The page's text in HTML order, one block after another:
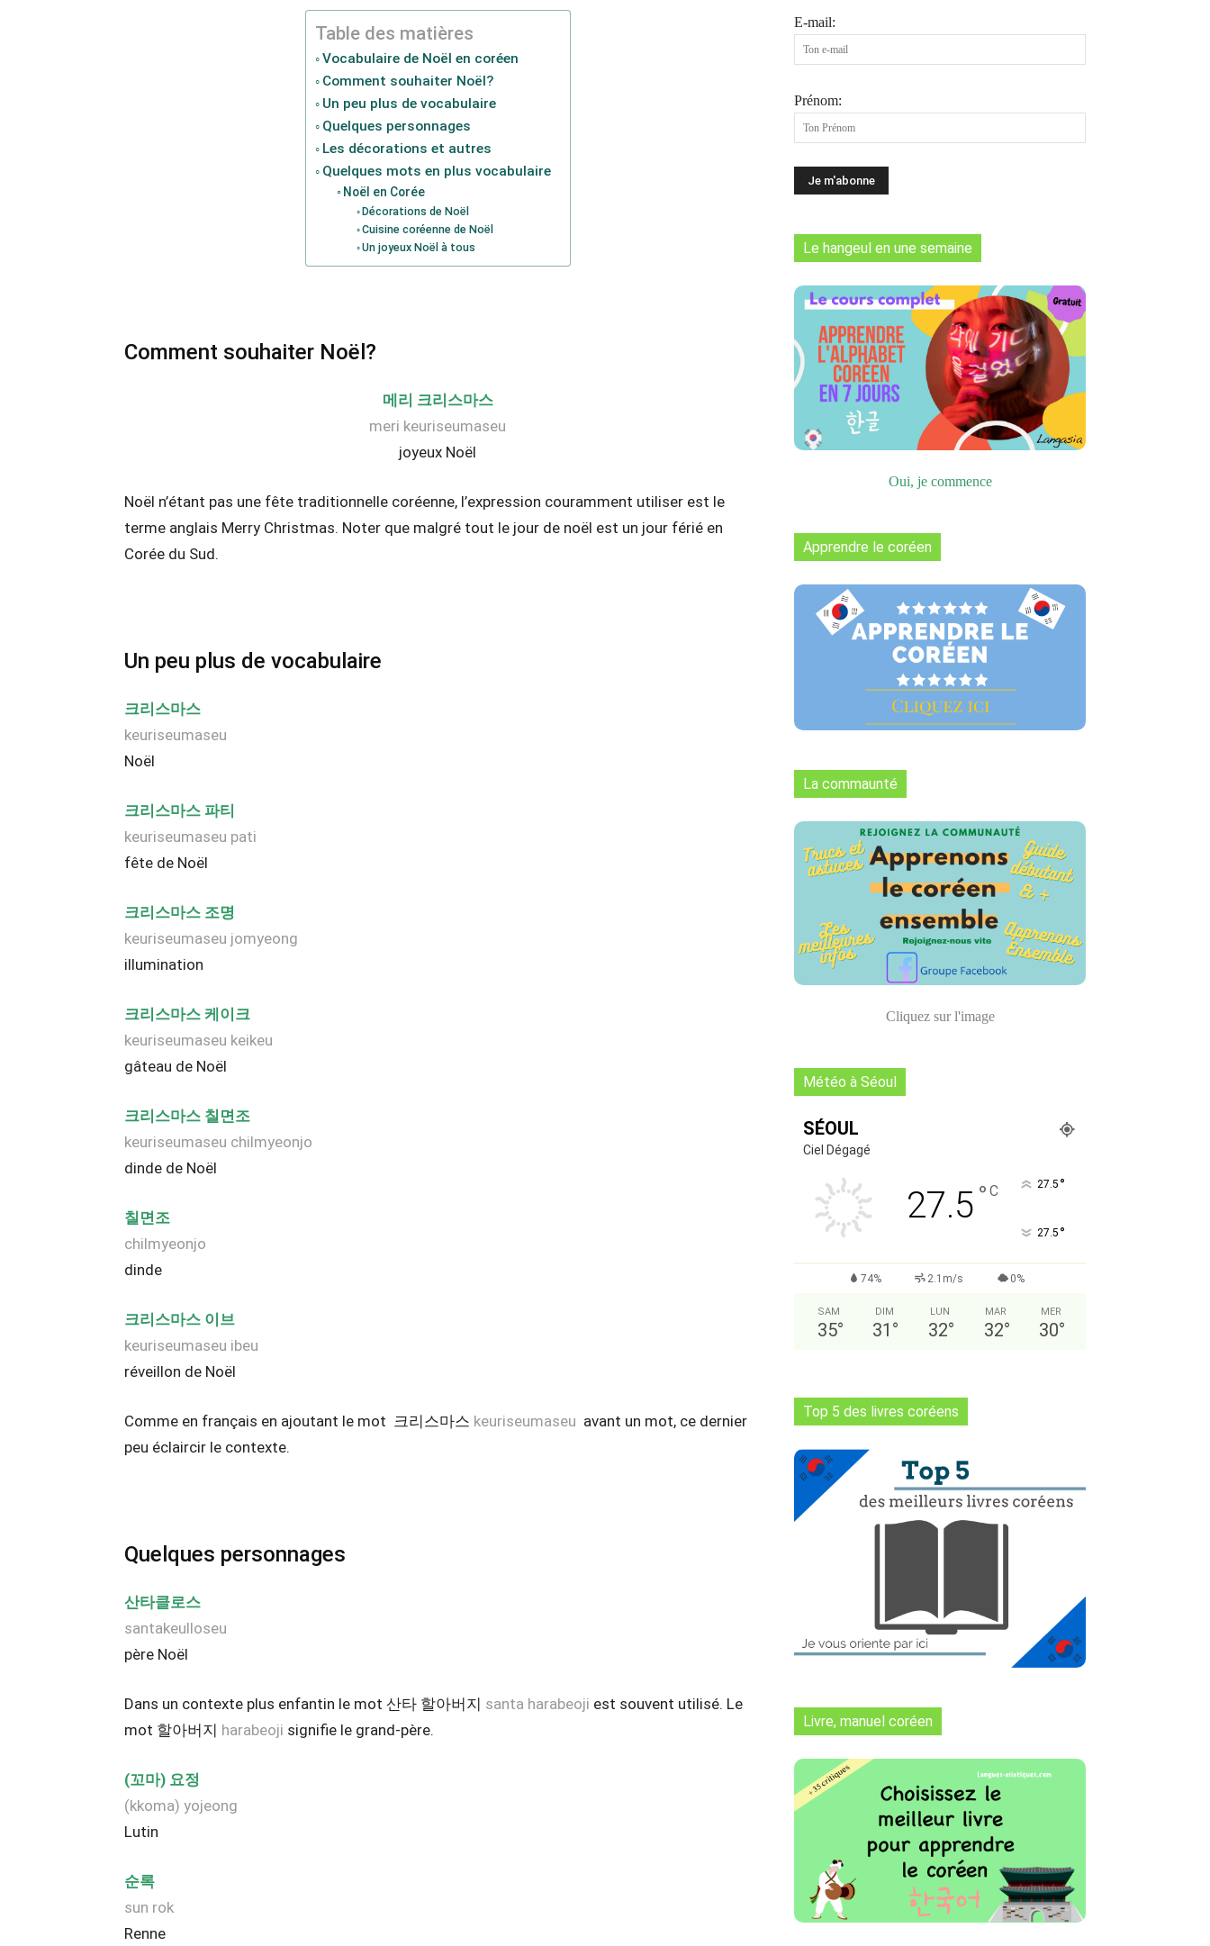
Table des matières
Vocabulaire de Noël en coréen
Comment souhaiter Noël?
Un peu plus de vocabulaire
Quelques personnages
Les décorations et autres
Quelques mots en plus vocabulaire
Noël en Corée
Décorations de Noël
Cuisine coréenne de Noël
Un joyeux Noël à tous
Comment souhaiter Noël?
메리 크리스마스
meri keuriseumaseu
joyeux Noël
Noël n’étant pas une fête traditionnelle coréenne, l’expression couramment utiliser est le
terme anglais Merry Christmas. Noter que malgré tout le jour de noël est un jour férié en
Corée du Sud.
Un peu plus de vocabulaire
크리스마스
keuriseumaseu
Noël
크리스마스 파티
keuriseumaseu pati
fête de Noël
크리스마스 조명
keuriseumaseu jomyeong
illumination
크리스마스 케이크
keuriseumaseu keikeu
gâteau de Noël
크리스마스 칠면조
keuriseumaseu chilmyeonjo
dinde de Noël
칠면조
chilmyeonjo
dinde
크리스마스 이브
keuriseumaseu ibeu
réveillon de Noël
Comme en français en ajoutant le mot 크리스마스 keuriseumaseu avant un mot, ce dernier
peu éclaircir le contexte.
Quelques personnages
산타클로스
santakeulloseu
père Noël
Dans un contexte plus enfantin le mot 산타 할아버지 santa harabeoji est souvent utilisé. Le
mot 할아버지 harabeoji signifie le grand-père.
(꼬마) 요정
(kkoma) yojeong
Lutin
순록
sun rok
Renne
E-mail:
Prénom:
Le hangeul en une semaine
Oui, je commence
Apprendre le coréen
La commaunté
Cliquez sur l'image
Météo à Séoul
SÉOUL
Ciel Dégagé
27.5 ° C 27.5 °
27.5 °
74% 2.1m/s 0%
SAM
35°
DIM
31 °
LUN
32°
MAR
32°
MER
30°
Top 5 des livres coréens
Livre, manuel coréen